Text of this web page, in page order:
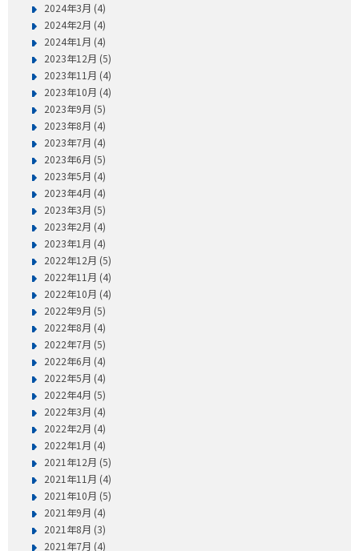
2024年3月 (4)
2024年2月 (4)
2024年1月 (4)
2023年12月 (5)
2023年11月 (4)
2023年10月 (4)
2023年9月 (5)
2023年8月 (4)
2023年7月 (4)
2023年6月 (5)
2023年5月 (4)
2023年4月 (4)
2023年3月 (5)
2023年2月 (4)
2023年1月 (4)
2022年12月 (5)
2022年11月 (4)
2022年10月 (4)
2022年9月 (5)
2022年8月 (4)
2022年7月 (5)
2022年6月 (4)
2022年5月 (4)
2022年4月 (5)
2022年3月 (4)
2022年2月 (4)
2022年1月 (4)
2021年12月 (5)
2021年11月 (4)
2021年10月 (5)
2021年9月 (4)
2021年8月 (3)
2021年7月 (4)